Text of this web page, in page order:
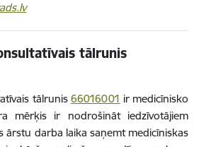
tālrunis
tālrunis 66016001 ir medicīnisko
mērķis ir nodrošināt iedzīvotājiem
ārstu darba laika saņemt medicīniskas